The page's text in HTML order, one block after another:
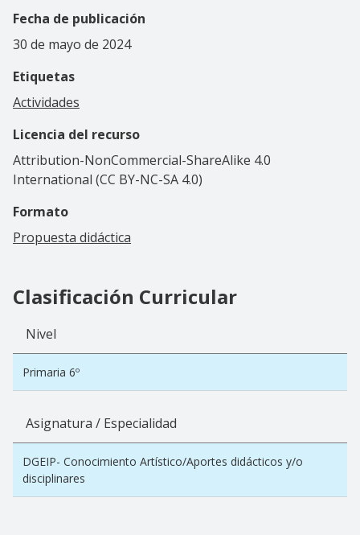
Fecha de publicación
30 de mayo de 2024
Etiquetas
Actividades
Licencia del recurso
Attribution-NonCommercial-ShareAlike 4.0
International (CC BY-NC-SA 4.0)
Formato
Propuesta didáctica
Clasificación Curricular
Nivel
Primaria 6º
Asignatura / Especialidad
DGEIP- Conocimiento Artístico/Aportes didácticos y/o
disciplinares